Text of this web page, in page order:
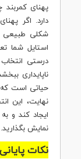
پهنای
دارد. اگر
شکلی طبیعی
استایل شما
درستی
ناپایداری
حیاتی است که
نهایت، این
ایجاد کند و
نمایش بگذارید.
نکات پایانی